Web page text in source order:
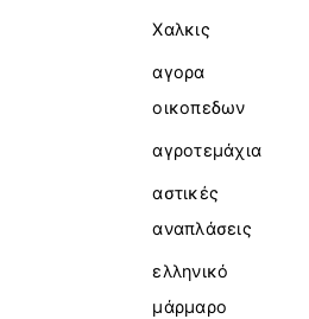
Χαλκις
αγορα
οικοπεδων
αγροτεμάχια
αστικές
αναπλάσεις
ελληνικό
μάρμαρο